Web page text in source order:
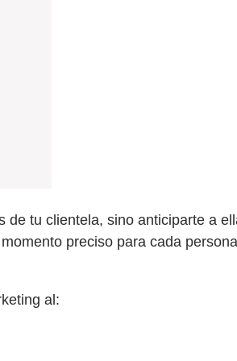
tu clientela, sino anticiparte a
preciso para cada
al: